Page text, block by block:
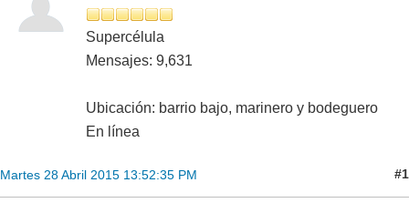
Supercélula
Mensajes: 9,631
Ubicación: barrio bajo, marinero y bodeguero
En línea
Martes 28 Abril 2015 13:52:35 PM #1